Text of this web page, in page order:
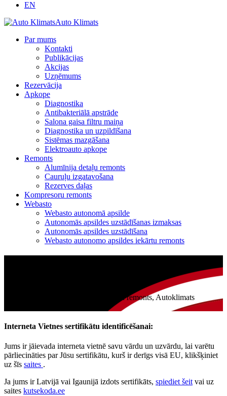
EN
Auto Klimats
Par mums
Kontakti
Publikācijas
Akcijas
Uzņēmums
Rezervācija
Apkope
Diagnostika
Antibakteriālā apstrāde
Salona gaisa filtru maiņa
Diagnostika un uzpildīšana
Sistēmas mazgāšana
Elektroauto apkope
Remonts
Alumīnija detaļu remonts
Cauruļu izgatavošana
Rezerves daļas
Kompresoru remonts
Webasto
Webasto autonomā apsilde
Autonomās apsildes uzstādīšanas izmaksas
Autonomās apsildes uzstādīšana
Webasto autonomo apsildes iekārtu remonts
Automašīnu kondicionieru uzpilde un remonts, Autoklimats
Interneta Vietnes sertifikātu identificēšanai:
Jums ir jāievada interneta vietnē savu vārdu un uzvārdu, lai varētu
pārliecināties par Jūsu sertifikātu, kurš ir derīgs visā EU, klikšķiniet
uz šīs saites .
Ja jums ir Latvijā vai Igaunijā izdots sertifikāts, spiediet šeit vai uz
saites kutsekoda.ee